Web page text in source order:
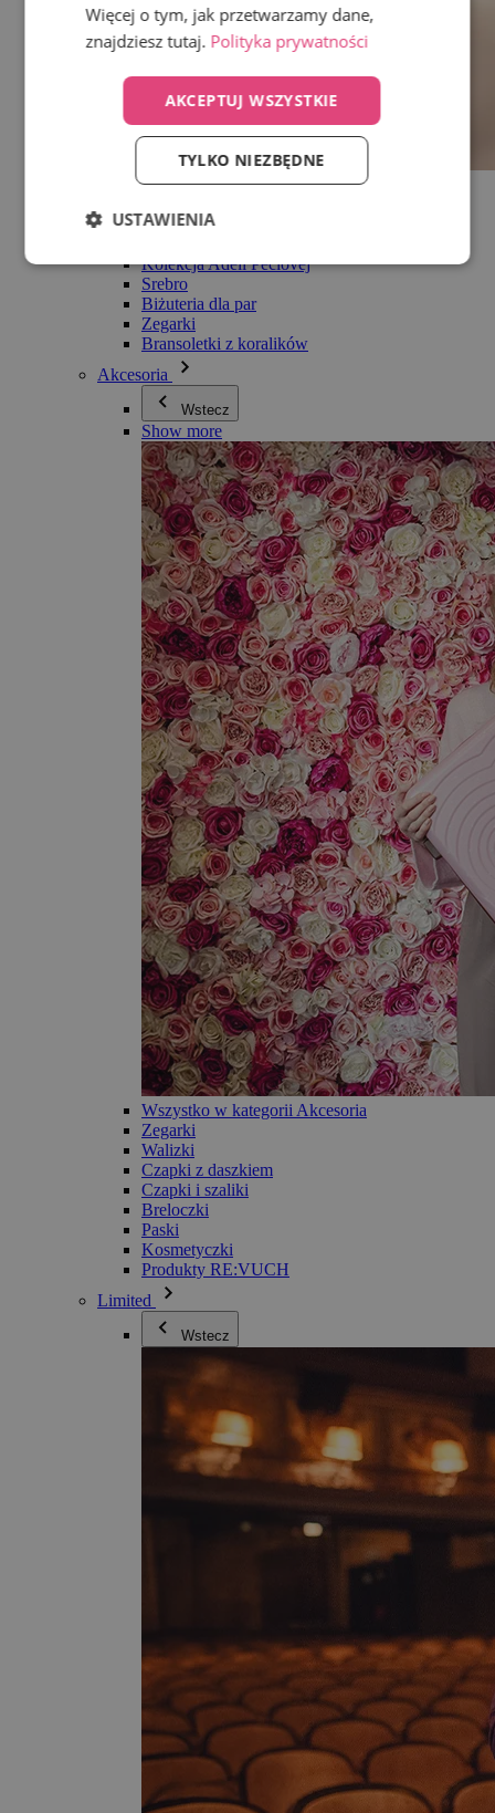
Wszystko w kategorii Biżuteria
Bransoletki
Kolekcja Adéli Pečlovej
Srebro
Biżuteria dla par
Zegarki
Bransoletki z koralików
Akcesoria
Wstecz
Show more
Wszystko w kategorii Akcesoria
Zegarki
Walizki
Czapki z daszkiem
Czapki i szaliki
Breloczki
Paski
Kosmetyczki
Produkty RE:VUCH
Limited
Wstecz
Więcej o tym, jak przetwarzamy dane,
znajdziesz tutaj. Polityka prywatności
AKCEPTUJ WSZYSTKIE
TYLKO NIEZBĘDNE
USTAWIENIA